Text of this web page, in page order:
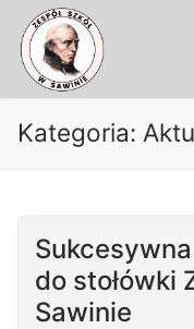
Przejdź
treści
Kategoria:
do stołówki
Sawinie